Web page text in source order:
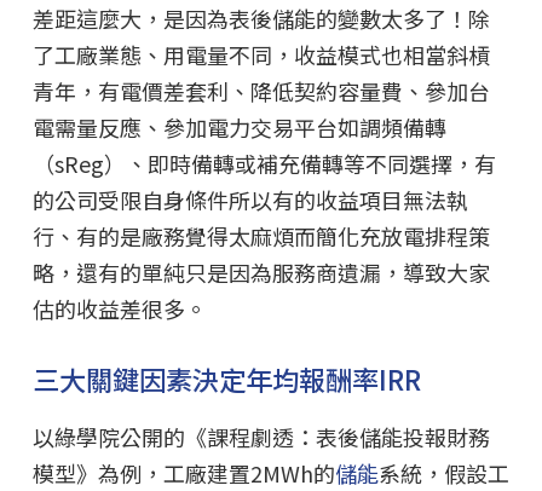
差距這麼大，是因為表後儲能的變數太多了！除
了工廠業態、用電量不同，收益模式也相當斜槓
青年，有電價差套利、降低契約容量費、參加台
電需量反應、參加電力交易平台如調頻備轉
（sReg）、即時備轉或補充備轉等不同選擇，有
的公司受限自身條件所以有的收益項目無法執
行、有的是廠務覺得太麻煩而簡化充放電排程策
略，還有的單純只是因為服務商遺漏，導致大家
估的收益差很多。
三大關鍵因素決定年均報酬率IRR
以綠學院公開的《課程劇透：表後儲能投報財務
模型》為例，工廠建置2MWh的儲能系統，假設工